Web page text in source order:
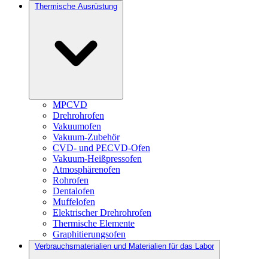
Thermische Ausrüstung
MPCVD
Drehrohrofen
Vakuumofen
Vakuum-Zubehör
CVD- und PECVD-Ofen
Vakuum-Heißpressofen
Atmosphärenofen
Rohrofen
Dentalofen
Muffelofen
Elektrischer Drehrohrofen
Thermische Elemente
Graphitierungsofen
Verbrauchsmaterialien und Materialien für das Labor